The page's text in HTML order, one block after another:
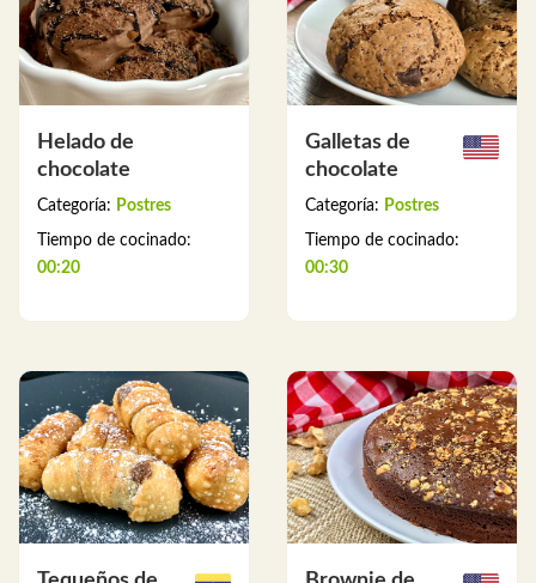
Helado de
chocolate
Categoría: Postres
Tiempo de cocinado:
00:20
Galletas de
chocolate
Categoría: Postres
Tiempo de cocinado:
00:30